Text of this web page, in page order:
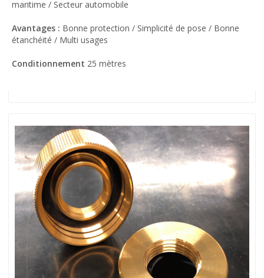
maritime / Secteur automobile
Avantages : Bonne protection / Simplicité de pose / Bonne
étanchéité / Multi usages
Conditionnement 25 mètres